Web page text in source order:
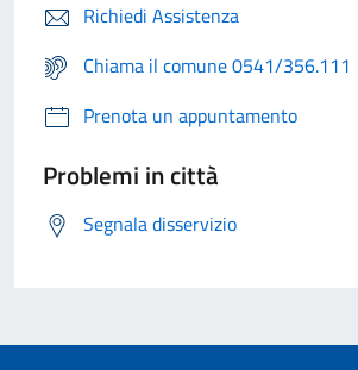
Richiedi Assistenza
Chiama il comune 0541/356.111
Prenota un appuntamento
Problemi in città
Segnala disservizio